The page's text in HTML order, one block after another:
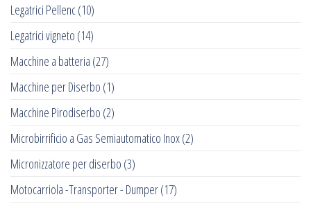
Legatrici Pellenc(10)
Legatrici vigneto (14)
Macchine a batteria (27)
Macchine per Diserbo (1)
Macchine Pirodiserbo (2)
Microbirrificio a Gas Semiautomatico Inox(2)
Micronizzatore per diserbo (3)
Motocarriola -Transporter - Dumper(17)